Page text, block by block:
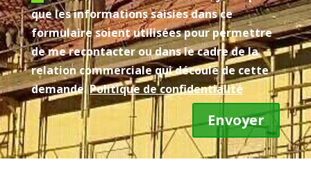
que les informations saisies dans ce
formulaire soient utilisées pour permettre
de me recontacter ou dans le cadre de la
relation commerciale qui découle de cette
demande.Politique de confidentialité
Envoyer